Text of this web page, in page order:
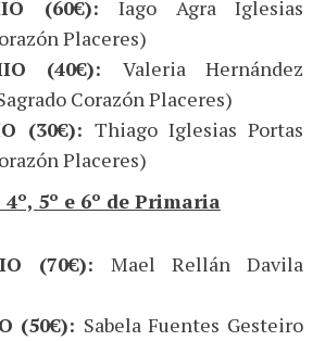
(60€):Iago Agra Iglesias
Placeres)
(40€): Valeria Hernández
Corazón Placeres)
(30€): Thiago Iglesias Portas
Placeres)
4º, 5º e 6º de Primaria
(70€): Mael Rellán Davila
(50€): Sabela Fuentes Gesteiro